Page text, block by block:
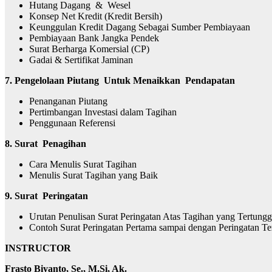
Hutang Dagang & Wesel
Konsep Net Kredit (Kredit Bersih)
Keunggulan Kredit Dagang Sebagai Sumber Pembiayaan
Pembiayaan Bank Jangka Pendek
Surat Berharga Komersial (CP)
Gadai & Sertifikat Jaminan
7. Pengelolaan Piutang Untuk Menaikkan Pendapatan
Penanganan Piutang
Pertimbangan Investasi dalam Tagihan
Penggunaan Referensi
8. Surat Penagihan
Cara Menulis Surat Tagihan
Menulis Surat Tagihan yang Baik
9. Surat Peringatan
Urutan Penulisan Surat Peringatan Atas Tagihan yang
Contoh Surat Peringatan Pertama sampai dengan Peringatan
INSTRUCTOR
Frasto Biyanto, Se., M.Si, Ak.